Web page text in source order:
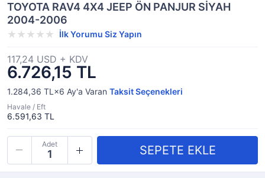
TOYOTA RAV4 4X4 JEEP ÖN PANJUR SİYAH
2004-2006
İlk Yorumu Siz Yapın
6.726,15 TL
117,24 USD + KDV
1.284,36 TL×6 Ay'a Varan Taksit Seçenekleri
Havale / Eft
6.591,63 TL
Adet